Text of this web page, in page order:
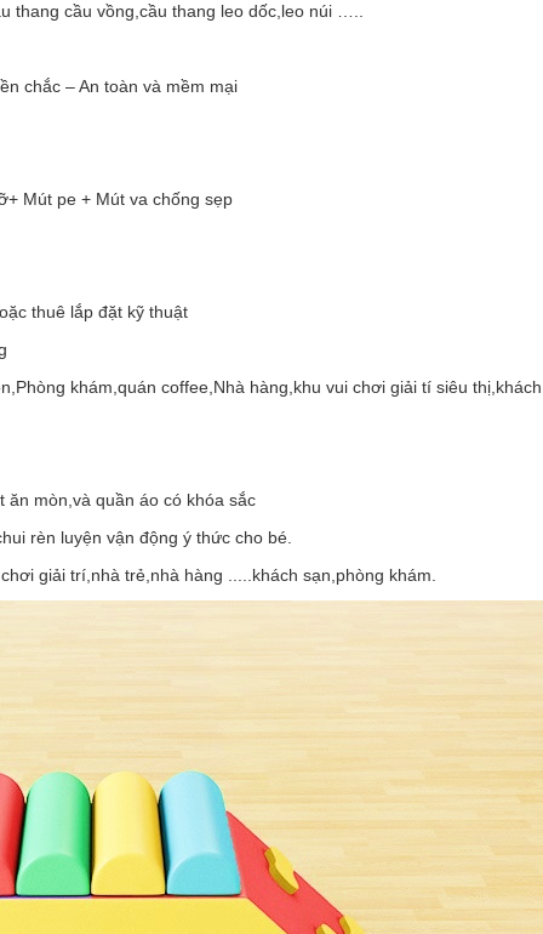
thang cầu vồng,cầu thang leo dốc,leo núi …..
– An toàn và mềm mại
Mút pe + Mút va chống sẹp
thuê lắp đặt kỹ thuật
khám,quán coffee,Nhà hàng,khu vui chơi giải tí siêu
mòn,và quần áo có khóa sắc
rèn luyện vận động ý thức cho bé.
giải trí,nhà trẻ,nhà hàng .....khách sạn,phòng khám.